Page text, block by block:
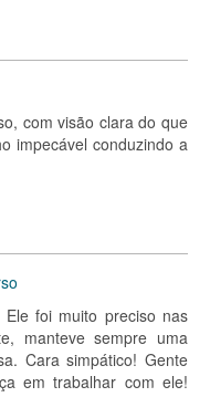
com visão clara do que
impecável conduzindo a
foi muito preciso nas
manteve sempre uma
Cara simpático! Gente
em trabalhar com ele!